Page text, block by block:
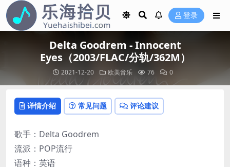
登录
Delta Goodrem - Innocent
Eyes（2003/FLAC/分轨/362M）
2021-12-20 欧美音乐 76 0
详情介绍 常见问题 评论建议
歌手：Delta Goodrem
流派：POP流行
语种：英语